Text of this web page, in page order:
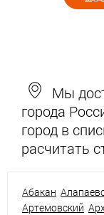
Мы
города
город в
расчитать
Абакан
Артемовский